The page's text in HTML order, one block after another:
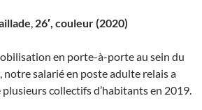
, 26′, couleur (2020)
en porte-à-porte au sein du
salarié en poste adulte relais a
collectifs d’habitants en 2019.